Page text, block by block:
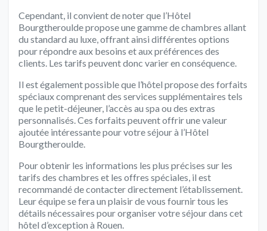
Cependant, il convient de noter que l’Hôtel
Bourgtheroulde propose une gamme de chambres allant
du standard au luxe, offrant ainsi différentes options
pour répondre aux besoins et aux préférences des
clients. Les tarifs peuvent donc varier en conséquence.
Il est également possible que l’hôtel propose des forfaits
spéciaux comprenant des services supplémentaires tels
que le petit-déjeuner, l’accès au spa ou des extras
personnalisés. Ces forfaits peuvent offrir une valeur
ajoutée intéressante pour votre séjour à l’Hôtel
Bourgtheroulde.
Pour obtenir les informations les plus précises sur les
tarifs des chambres et les offres spéciales, il est
recommandé de contacter directement l’établissement.
Leur équipe se fera un plaisir de vous fournir tous les
détails nécessaires pour organiser votre séjour dans cet
hôtel d’exception à Rouen.